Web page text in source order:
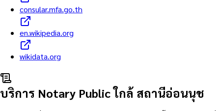
consular.mfa.go.th
en.wikipedia.org
wikidata.org
บริการ Notary Public ใกล้ สถานีอ่อนนุช